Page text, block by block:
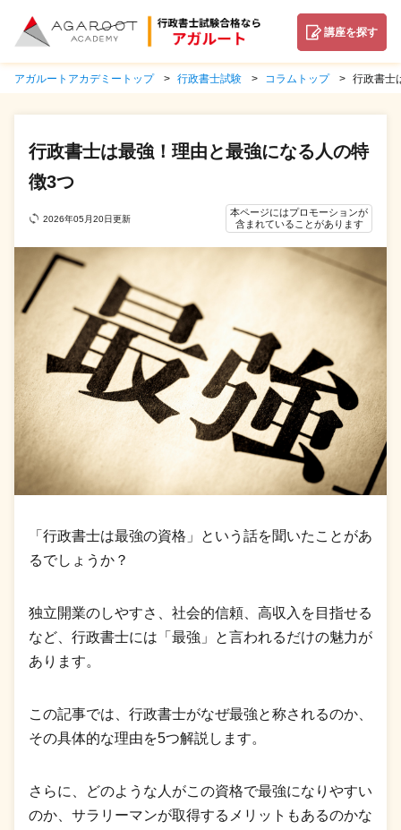
講座を探す
アガルートアカデミートップ 行政書士試験 コラムトップ 行政書士
行政書士は最強！理由と最強になる人の特
徴3つ
2026年05月20日更新
本ページにはプロモーションが
含まれていることがあります
「行政書士は最強の資格」という話を聞いたことがあ
るでしょうか？
独立開業のしやすさ、社会的信頼、高収入を目指せる
など、行政書士には「最強」と言われるだけの魅力が
あります。
この記事では、行政書士がなぜ最強と称されるのか、
その具体的な理由を5つ解説します。
さらに、どのような人がこの資格で最強になりやすい
のか、サラリーマンが取得するメリットもあるのかな